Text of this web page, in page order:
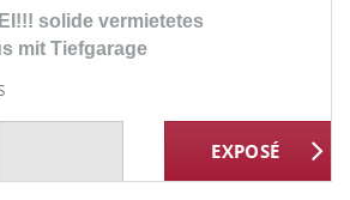
solide vermietetes
mit Tiefgarage